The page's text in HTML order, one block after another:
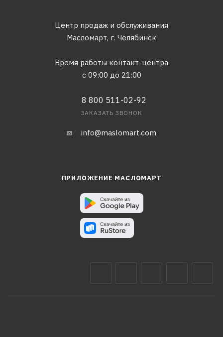
Центр продаж и обслуживания
Масломарт, г. Челябинск
Время работы контакт-центра
с 09:00 до 21:00
8 800 511-02-92
ЗАКАЗАТЬ ЗВОНОК
info@maslomart.com
ПРИЛОЖЕНИЕ МАСЛОМАРТ